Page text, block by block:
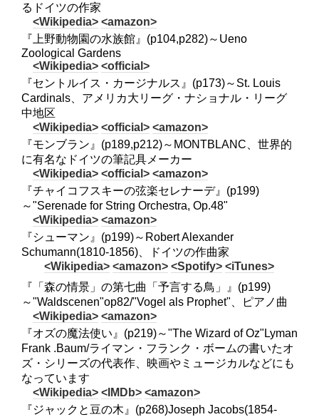
るドイツの作家
<Wikipedia> <amazon>
『上野動物園の水族館』(p104,p282)～Ueno
Zoological Gardens
<Wikipedia> <official>
『セントルイス・カージナルス』(p173)～St. Louis
Cardinals、アメリカ大リーグ・ナショナル・リーグ
中地区
<Wikipedia> <official> <amazon>
『モンブラン』(p189,p212)～MONTBLANC、世界的
に有名なドイツの筆記具メーカー
<Wikipedia> <official> <amazon>
『チャイコフスキーの弦楽セレナーデ』(p199)
～"Serenade for String Orchestra, Op.48"
<Wikipedia> <amazon>
『シューマン』(p199)～Robert Alexander
Schumann(1810-1856)、ドイツの作曲家
<Wikipedia> <amazon> <Spotify> <iTunes>
『「森の情景」の第七曲「予言する鳥」』(p199)
～"Waldscenen"op82/"Vogel als Prophet"、ピアノ曲
<Wikipedia> <amazon>
『オズの魔法使い』(p219)～"The Wizard of Oz"Lyman
Frank .Baum/ライマン・フランク・ボームの書いたオ
ズ・シリーズの代表作、映画やミュージカルなどにも
なっています
<Wikipedia> <IMDb> <amazon>
『ジャックと豆の木』(p268)Joseph Jacobs(1854-